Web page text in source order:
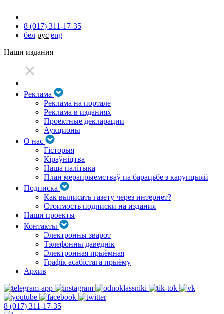
8 (017) 311-17-35
бел рус eng
Наши издания
Реклама
Реклама на портале
Реклама в изданиях
Проектные декларации
Аукционы
О нас
Гісторыя
Кіраўніцтва
Наша палітыка
План мерапрыемстваў па барацьбе з карупцыяй
Подписка
Как выписать газету через интернет?
Стоимость подписки на издания
Наши проекты
Контакты
Электронны зварот
Тэлефонны даведнік
Электронная прыёмная
Графік асабістага прыёму
Архив
8 (017) 311-17-35